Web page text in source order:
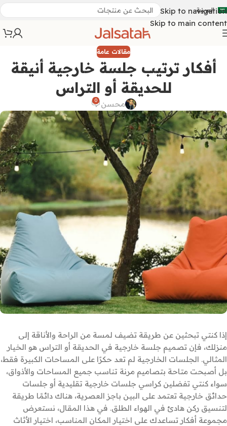
Skip to navigation
Skip to main content
العربية
مقالات عامة
أفكار ترتيب جلسة خارجية أنيقة
للحديقة أو التراس
محسن 0
إذا كنتي تبحثين عن طريقة تضيف لمسة من الراحة والأناقة إلى
منزلك، فإن تصميم جلسة خارجية في الحديقة أو التراس هو الخيار
المثالي. الجلسات الخارجية لم تعد حكرًا على المساحات الكبيرة فقط،
بل أصبحت متاحة بتصاميم مرنة تناسب جميع المساحات والأذواق،
سواء كنتي تفضلين كراسي جلسات خارجية تقليدية أو جلسات
حدائق خارجية تعتمد على البين باجز العصرية، هناك دائمًا طريقة
لتنسيق ركن هادئ في الهواء الطلق. في هذا المقال، نستعرض
مجموعة أفكار تساعدك على اختيار المكان المناسب، اختيار الأثاث